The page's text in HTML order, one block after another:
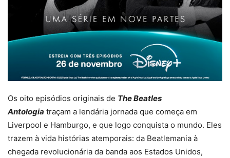
Os oito episódios originais de The Beatles
Antologia traçam a lendária jornada que começa em
Liverpool e Hamburgo, e que logo conquista o mundo. Eles
trazem à vida histórias atemporais: da Beatlemania à
chegada revolucionária da banda aos Estados Unidos,